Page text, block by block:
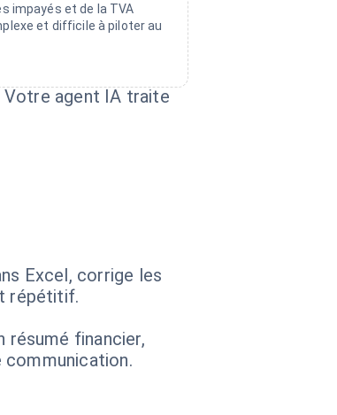
impayés et de la TVA
et difficile à piloter au
agent IA traite
Excel, corrige les
répétitif.
résumé financier,